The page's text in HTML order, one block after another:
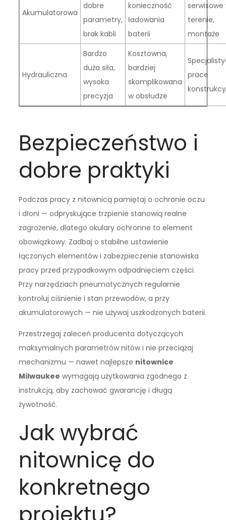
Akumulatorowa
dobre
parametry,
brak kabli
konieczność
ładowania
baterii
serwisowe
terenie,
montaże
Hydrauliczna
Bardzo
duża siła,
wysoka
precyzja
Kosztowna,
bardziej
skomplikowana
w obsłudze
prace
Bezpieczeństwo i
dobre praktyki
Podczas pracy z nitownicą pamiętaj o ochronie oczu
i dłoni — odpryskujące trzpienie stanowią realne
zagrożenie, dlatego okulary ochronne to element
obowiązkowy. Zadbaj o stabilne ustawienie
łączonych elementów i zabezpieczenie stanowiska
pracy przed przypadkowym odpadnięciem części.
Przy narzędziach pneumatycznych regularnie
kontroluj ciśnienie i stan przewodów, a przy
akumulatorowych — nie używaj uszkodzonych baterii.
Przestrzegaj zaleceń producenta dotyczących
maksymalnych parametrów nitów i nie przeciążaj
mechanizmu — nawet najlepsze nitownice
Milwaukee wymagają użytkowania zgodnego z
instrukcją, aby zachować gwarancję i długą
żywotność.
Jak wybrać
nitownicę do
konkretnego